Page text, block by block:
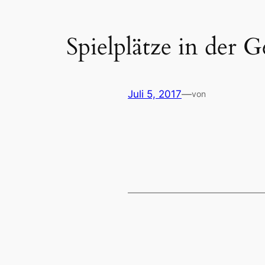
Spielplätze in der
Juli 5, 2017—von